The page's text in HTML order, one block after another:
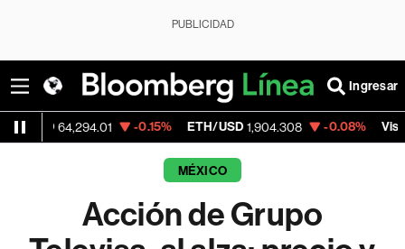
PUBLICIDAD
Ingresar
64,294.01 -0.15% ETH/USD 1,904.308 -0.08% Visa 370.47
MÉXICO
Acción de Grupo